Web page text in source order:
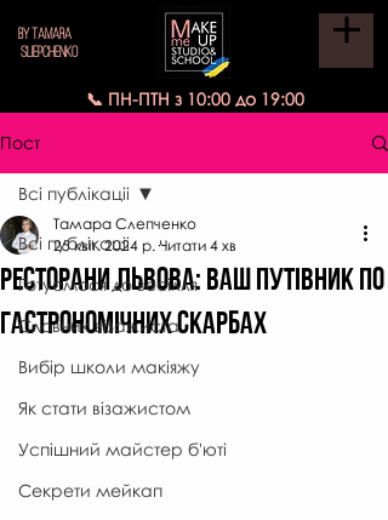
BY TAMARA
SLIEPCHENKO
📞 ПН-ПТН з 10:00 до 19:00
Пост
Всі публікаціі
Готуємося до весілля
Словник візажиста
Вибір школи макіяжу
Як стати візажистом
Успішний майстер б'юті
Секрети мейкап
Всі публікаціі
Ресторани Львова: Ваш Путівник по
Гастрономічних Скарбах
Тамара Слепченко
25 квіт. 2024 р. Читати 4 хв